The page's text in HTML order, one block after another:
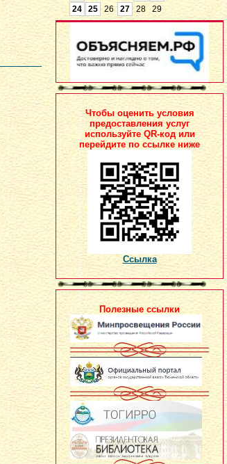
24
25 26 27 28 29
Чтобы оценить условия
предоставления услуг
используйте QR-код или
перейдите по ссылке ниже
Ссылка
Полезные ссылки